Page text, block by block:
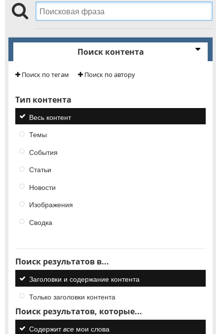
Поиск контента
Поиск по тегам Поиск по автору
Тип контента
Весь контент
Темы
События
Статьи
Новости
Изображения
Сводка
Поиск результатов в...
Заголовки и содержание контента
Только заголовки контента
Поиск результатов, которые...
Содержитвсе мои слова